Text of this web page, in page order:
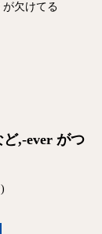
欠けてる
,-ever がつ